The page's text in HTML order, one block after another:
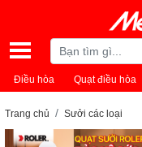
Điều hòa Quạt điều hòa
Trang chủ Sưởi các loại